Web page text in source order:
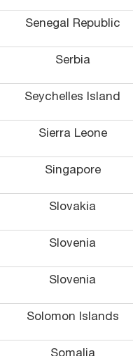
Senegal Republic
Serbia
Seychelles Island
Sierra Leone
Singapore
Slovakia
Slovenia
Slovenia
Solomon Islands
Somalia